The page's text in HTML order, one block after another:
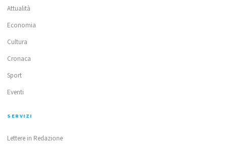
Attualità
Economia
Cultura
Cronaca
Sport
Eventi
SERVIZI
Lettere in Redazione